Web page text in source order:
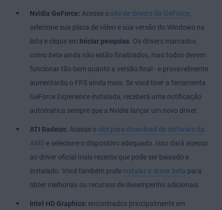
Nvidia GeForce: Acesse o site de drivers da GeForce
selecione sua placa de vídeo e sua versão do Windows na
lista e clique em Iniciar pesquisa . Os drivers marcados
como beta ainda não estão finalizados, mas todos devem
funcionar tão bem quanto a versão final - e provavelmente
aumentarão o FPS ainda mais. Se você tiver a ferramenta
GeForce Experience instalada, receberá uma notificação
automática sempre que a Nvidia lançar um novo driver.
ATI Radeon: Acesse o site para download de software da
AMD e selecione o dispositivo adequado. Isso dará acesso
ao driver oficial mais recente que pode ser baixado e
instalado. Você também pode instalar o driver beta para
obter melhorias ou recursos de desempenho adicionais.
Intel HD Graphics: encontrados principalmente em